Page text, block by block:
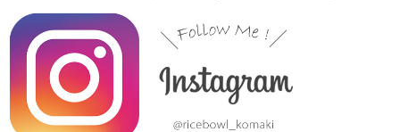
2023/10/23
≪おすすめ≫ あったか～いお茶にどうぞ！しのぎの湯飲み再入
荷しました♪焼きたてホヤホヤです★